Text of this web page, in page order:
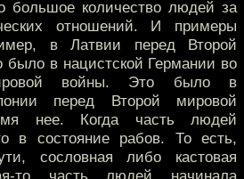
большое количество людей за
отношений. И примеры
в Латвии перед Второй
было в нацистской Германии во
войны. Это было в
перед Второй мировой
нее. Когда часть людей
в состояние рабов. То есть,
сословная либо кастовая